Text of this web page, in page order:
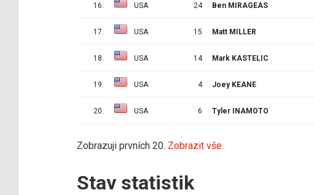
16. USA 24 Ben MIRAGEAS
17. USA 15 Matt MILLER
18. USA 14 Mark KASTELIC
19. USA 4 Joey KEANE
20. USA 6 Tyler INAMOTO
Zobrazuji prvních 20. Zobrazit vše.
Stav statistik